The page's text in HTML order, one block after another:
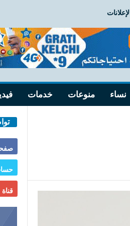
الإعلانات
نساء منوعات خدمات